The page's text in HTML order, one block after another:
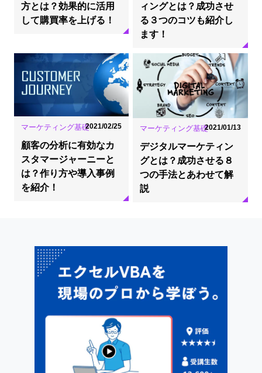
方とは？効果的に活用
して購買率を上げる！
ィングとは？成功させ
る３つのコツも紹介し
ます！
マーケティング基礎2021/02/25
顧客の分析に有効なカ
スタマージャーニーと
は？作り方や導入事例
を紹介！
マーケティング基礎2021/01/13
デジタルマーケティン
グとは？成功させる８
つの手法とあわせて解
説